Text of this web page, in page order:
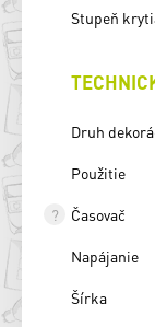
Stupeň
Druh
Použitie
Časovač
Napájanie
Šírka